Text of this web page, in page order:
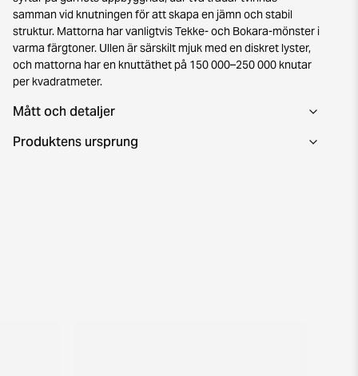
samman vid knutningen för att skapa en jämn och stabil
struktur. Mattorna har vanligtvis Tekke- och Bokara-mönster i
varma färgtoner. Ullen är särskilt mjuk med en diskret lyster,
och mattorna har en knuttäthet på 150 000–250 000 knutar
per kvadratmeter.
Mått och detaljer
Produktens ursprung